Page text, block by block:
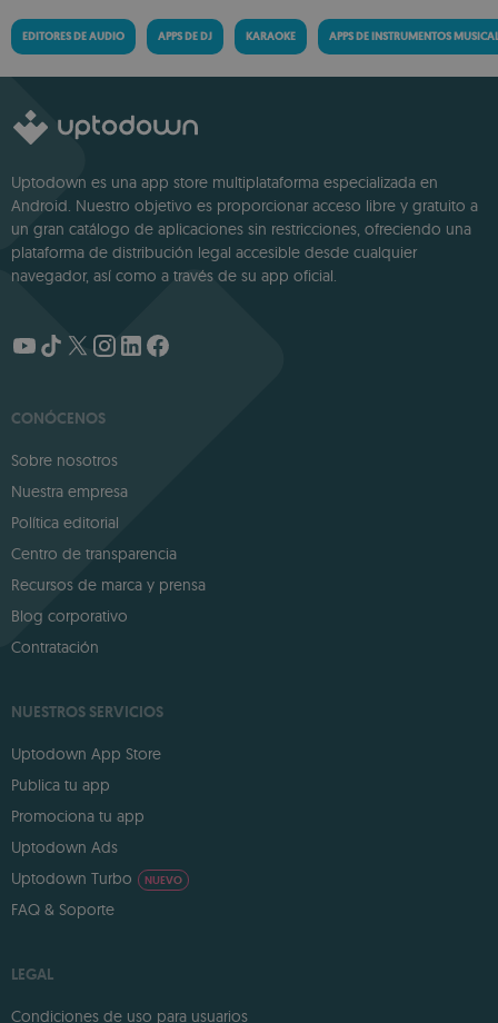
EDITORES DE AUDIO APPS DE DJ KARAOKE APPS DE INSTRUMENTOS
Uptodown es una app store multiplataforma especializada en
Android. Nuestro objetivo es proporcionar acceso libre y gratuito a
un gran catálogo de aplicaciones sin restricciones, ofreciendo una
plataforma de distribución legal accesible desde cualquier
navegador, así como a través de su app oficial.
CONÓCENOS
Sobre nosotros
Nuestra empresa
Política editorial
Centro de transparencia
Recursos de marca y prensa
Blog corporativo
Contratación
NUESTROS SERVICIOS
Uptodown App Store
Publica tu app
Promociona tu app
Uptodown Ads
Uptodown Turbo
NUEVO
FAQ & Soporte
LEGAL
Condiciones de uso para usuarios